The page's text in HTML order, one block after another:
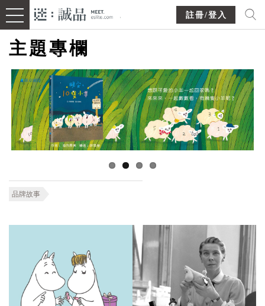
註冊/登入
主題專欄
品牌故事